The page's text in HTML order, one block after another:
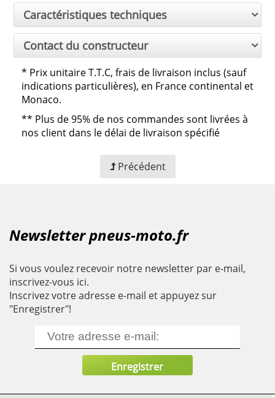
Caractéristiques techniques
Contact du constructeur
* Prix unitaire T.T.C, frais de livraison inclus (sauf
indications particulières), en France continental et
Monaco.
** Plus de 95% de nos commandes sont livrées à
nos client dans le délai de livraison spécifié
Précédent
Newsletter pneus-moto.fr
Si vous voulez recevoir notre newsletter par e-mail,
inscrivez-vous ici.
Inscrivez votre adresse e-mail et appuyez sur
"Enregistrer"!